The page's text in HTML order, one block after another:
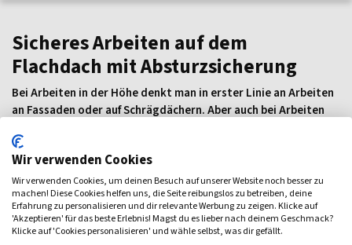
Sicheres Arbeiten auf dem
Flachdach mit Absturzsicherung
Bei Arbeiten in der Höhe denkt man in erster Linie an Arbeiten
an Fassaden oder auf Schrägdächern. Aber auch bei Arbeiten
werden. In diesem Artikel geben wir Ihnen einen Einblick in die
Bedeutung dieses Themas sowie einen Überblick über
Lösungen für sicheres Arbeiten auf Flachdächern.
Oft übersehene Gefahren
Arbeiten auf Flachdächern scheinen nicht so gefährlich zu sein,
Wir verwenden Cookies
Wir verwenden Cookies, um deinen Besuch auf unserer Website noch besser zu
machen! Diese Cookies helfen uns, die Seite reibungslos zu betreiben, deine
Erfahrung zu personalisieren und dir relevante Werbung zu zeigen. Klicke auf
'Akzeptieren' für das beste Erlebnis! Magst du es lieber nach deinem Geschmack?
Klicke auf 'Cookies personalisieren' und wähle selbst, was dir gefällt.